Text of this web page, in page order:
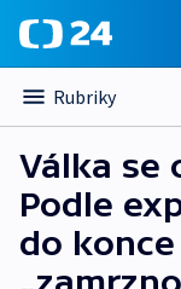
Rubriky
Válka se
Podle
do